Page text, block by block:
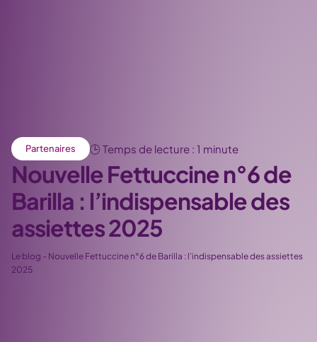
Partenaires 🕒 Temps de lecture : 1 minute
Nouvelle Fettuccine n°6 de
Barilla : l’indispensable des
assiettes 2025
Le blog - Nouvelle Fettuccine n°6 de Barilla : l’indispensable des assiettes
2025